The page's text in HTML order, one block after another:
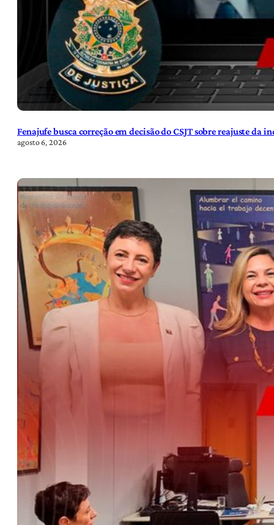
Fenajufe busca correção em decisão do CSJT sobre reajuste da
agosto 6, 2026